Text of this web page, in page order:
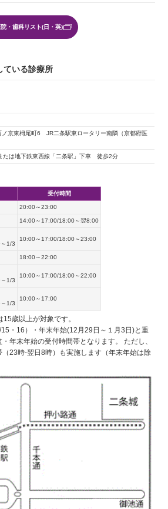
・歯科リスト(日・英)
ている診療所
ノ京東栂尾町6 JR二条駅東ロータリー南隣（京都府医
たは地下鉄東西線「二条駅」下車 徒歩2分
受付時間
20:00～23:00
14:00～17:00/18:00～翌8:00
1/3
10:00～17:00/18:00～23:00
18:00～22:00
1/3
10:00～17:00/18:00～22:00
1/3
10:00～17:00
歳以上が対象です。
・16）・年末年始(12月29日～１月3日)と重
年末年始の受付時間帯となります。 ただし、
23時-翌日8時）も実施します（年末年始は除